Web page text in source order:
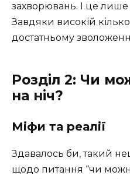
захворювань. І це
Завдяки високій
достатньому
Розділ 2: Чи
на ніч?
Міфи та реалії
Здавалось би, такий
щодо питання “чи